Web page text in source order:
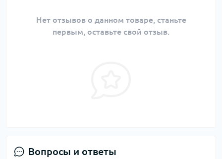
Нет отзывов о данном товаре, станьте
первым, оставьте свой отзыв.
Вопросы и ответы